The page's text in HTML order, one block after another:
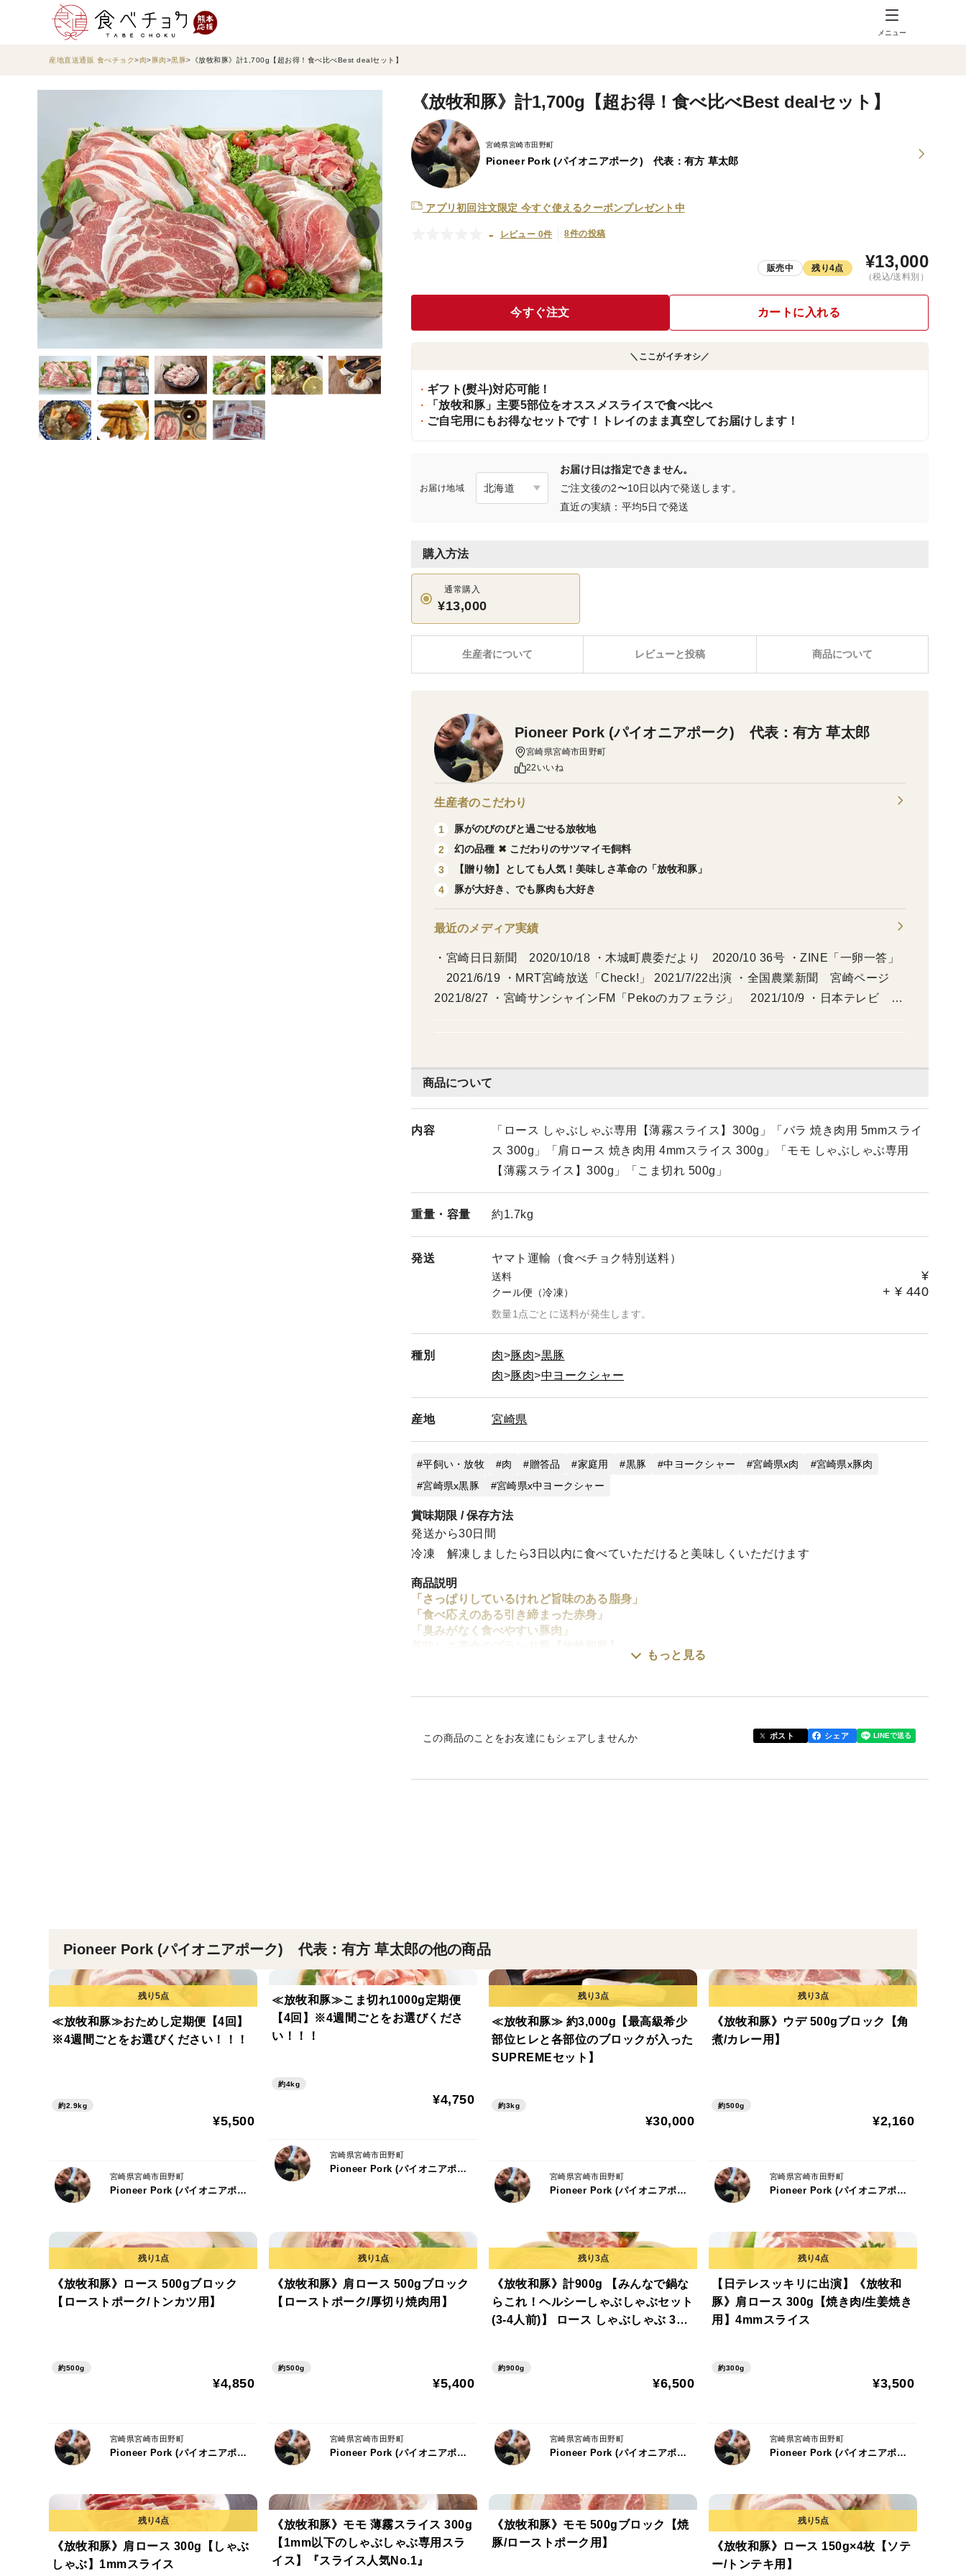
メニュー
産地直送通販 食べチョク 肉 豚肉 黒豚 《放牧和豚》計1,700g【超お得！食べ比べBest dealセット】
《放牧和豚》計1,700g【超お得！食べ比べBest dealセット】
宮崎県宮崎市田野町
Pioneer Pork (パイオニアポーク) 代表：有方 草太郎
アプリ初回注文限定 今すぐ使えるクーポンプレゼント中
- レビュー 0件 8件の投稿
販売中 残り4点 ¥13,000
（税込/送料別）
今すぐ注文 カートに入れる
＼ここがイチオシ／
ギフト(熨斗)対応可能！
「放牧和豚」主要5部位をオススメスライスで食べ比べ
ご自宅用にもお得なセットです！トレイのまま真空してお届けします！
お届け地域
お届け日は指定できません。
ご注文後の2〜10日以内で発送します。
直近の実績：平均5日で発送
購入方法
通常購入
¥13,000
レビューと投稿 商品について
生産者について
商品について
内容
「ロース しゃぶしゃぶ専用【薄霧スライス】300g」「バラ 焼き肉用 5mmスライ
ス 300g」「肩ロース 焼き肉用 4mmスライス 300g」「モモ しゃぶしゃぶ専用
【薄霧スライス】300g」「こま切れ 500g」
重量・ 容量 約1.7kg
発送 ヤマト運輸（食べチョク特別送料）
送料 ¥
クール便（冷凍） + ¥ 440
数量1点ごとに送料が発生します。
種別 肉 豚肉
黒豚
肉
豚肉 中ヨークシャー
産地 宮崎県
平飼い・放牧 肉 贈答品 家庭用 黒豚 中ヨークシャー 宮崎県x肉
宮崎県x豚肉
宮崎県x黒豚
宮崎県x中ヨークシャー
賞味期限 / 保存方法
発送から30日間
冷凍 解凍しましたら3日以内に食べていただけると美味しくいただけます
商品説明
「さっぱりしているけれど旨味のある脂身」
「食べ応えのある引き締まった赤身」
「臭みがなく食べやすい豚肉」
バラ 焼き肉用 5mmスライス 300g
霧のようにその先が見えるか見えないかの薄さ。
放牧和豚だからこそできる、しゃぶしゃぶならではの薄さと旨味の両立。
非常に贅沢な柔らかさと味わいを楽しめます。
脂身も程よくつき、赤身の芯を包み込むように脂身が重なっています。
放牧豚はこの脂身に旨味がたっぷり含まれており、最高においしいのがポイントです。
「バラ」
最も定番でかつ万能の部位です。
放牧豚はこの脂身に旨味がたっぷり含まれており、おいしいのがポイントです。
赤身と織り成す最高の二重奏をお口の中でお楽しみください。
「肩ロース」
赤身の中に脂身が網目のように走っており、豚肉特有の脂身の香りが特徴です。
「モモ」
さらに放牧豚は広大な土地で走り回ることで
無駄な脂身が少なく、よりヘルシーで食べ応えのある部位になっております。
こま切れは様々な料理に使いやすいです。
オススメは豚汁です。
お肉に旨味が濃縮されているので、煮込み料理が合います。
もっと見る
この商品のことをお友達にもシェアしませんか ポスト シェア
Pioneer Pork (パイオニアポーク) 代表：有方 草太郎
宮崎県宮崎市田野町
22いいね
生産者のこだわり
1
豚がのびのびと過ごせる放牧地
2
幻の品種 ✖ こだわりのサツマイモ飼料
3
【贈り物】としても人気！美味しさ革命の「放牧和豚」
4
豚が大好き、でも豚肉も大好き
最近のメディア実績
・宮崎日日新聞 2020/10/18 ・木城町農委だより 2020/10 36号 ・ZINE「一卵一答」
2021/6/19 ・MRT宮崎放送「Check!」 2021/7/22出演 ・全国農業新聞 宮崎ページ
2021/8/27 ・宮崎サンシャインFM「Pekoのカフェラジ」 2021/10/9 ・日本テレビ
Pioneer Pork (パイオニアポーク) 代表：有方 草太郎の他の商品
≪放牧和豚≫おためし定期便【4回】
※4週間ごとをお選びください！！！
約2.9kg
¥5,500
宮崎県宮崎市田野町
Pioneer Pork (パイオニアポーク) 代表：有方 草太郎
≪放牧和豚≫こま切れ1000g定期便
【4回】※4週間ごとをお選びくださ
い！！！
約4kg
¥4,750
宮崎県宮崎市田野町
Pioneer Pork (パイオニアポーク) 代表：有方 草太郎
≪放牧和豚≫ 約3,000g【最高級希少
部位ヒレと各部位のブロックが入った
SUPREMEセット】
約3kg
¥30,000
宮崎県宮崎市田野町
Pioneer Pork (パイオニアポーク) 代表：有方 草太郎
《放牧和豚》ウデ 500gブロック【角
煮/カレー用】
約500g
¥2,160
宮崎県宮崎市田野町
Pioneer Pork (パイオニアポーク) 代表：有方 草太郎
《放牧和豚》ロース 500gブロック
【ローストポーク/トンカツ用】
約500g
¥4,850
宮崎県宮崎市田野町
Pioneer Pork (パイオニアポーク) 代表：有方 草太郎
《放牧和豚》肩ロース 500gブロック
【ローストポーク/厚切り焼肉用】
約500g
¥5,400
宮崎県宮崎市田野町
Pioneer Pork (パイオニアポーク) 代表：有方 草太郎
《放牧和豚》計900g 【みんなで鍋な
らこれ！ヘルシーしゃぶしゃぶセット
(3-4人前)】 ロース しゃぶしゃぶ 300
約900g
¥6,500
宮崎県宮崎市田野町
Pioneer Pork (パイオニアポーク) 代表：有方 草太郎
【日テレスッキリに出演】《放牧和
豚》肩ロース 300g【焼き肉/生姜焼き
用】4mmスライス
約300g
¥3,500
宮崎県宮崎市田野町
Pioneer Pork (パイオニアポーク) 代表：有方 草太郎
《放牧和豚》肩ロース 300g【しゃぶ
しゃぶ】1mmスライス
《放牧和豚》モモ 薄霧スライス 300g
【1mm以下のしゃぶしゃぶ専用スラ
イス】『スライス人気No.1』
《放牧和豚》モモ 500gブロック【焼
豚/ローストポーク用】
《放牧和豚》ロース 150g×4枚【ソテ
ー/トンテキ用】